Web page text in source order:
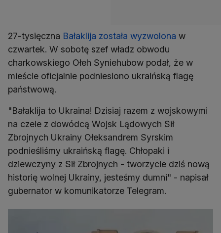
27-tysięczna Bałaklija została wyzwolona w
czwartek. W sobotę szef władz obwodu
charkowskiego Ołeh Syniehubow podał, że w
mieście oficjalnie podniesiono ukraińską flagę
państwową.
"Bałaklija to Ukraina! Dzisiaj razem z wojskowymi
na czele z dowódcą Wojsk Lądowych Sił
Zbrojnych Ukrainy Ołeksandrem Syrskim
podnieśliśmy ukraińską flagę. Chłopaki i
dziewczyny z Sił Zbrojnych - tworzycie dziś nową
historię wolnej Ukrainy, jesteśmy dumni" - napisał
gubernator w komunikatorze Telegram.